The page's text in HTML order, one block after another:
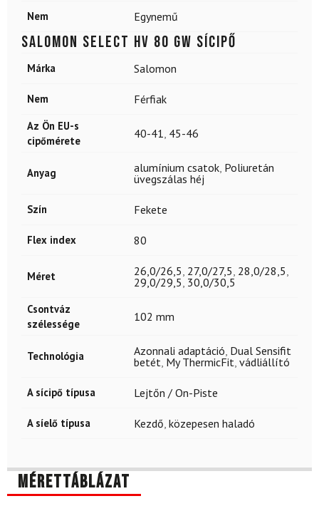
Nem Egynemű
SALOMON Select HV 80 GW sícipő
Márka Salomon
Nem Férfiak
Az Ön EU-s
cipőmérete
40-41 45-46
Anyag alumínium csatok Poliuretán
üvegszálas héj
Szín Fekete
Flex index 80
Méret 26,0/26,5 27,0/27,5 28,0/28,5
29,0/29,5 30,0/30,5
Csontváz
szélessége
102 mm
Technológia Azonnali adaptáció Dual Sensifit
betét My ThermicFit vádliállító
A sícipő típusa Lejtőn / On-Piste
A síelő típusa Kezdő közepesen haladó
Mérettáblázat